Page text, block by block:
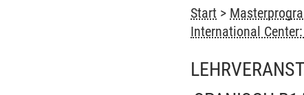
Start >
International